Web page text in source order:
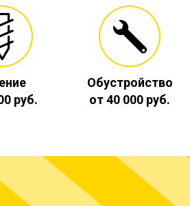
руб.
Обустройство
от 40 000 руб.